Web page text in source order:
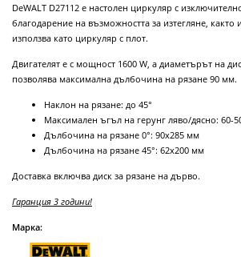
DeWALT D27112 е настолен циркуляр с
благодарение на възможността за изтегляне, както
използва като циркуляр с плот.
Двигателят е с мощност 1600 W, а диаметърът на
позволява максимална дълбочина на рязане 90 мм.
Наклон на рязане: до 45°
Максимален ъгъл на герунг ляво/дясно: 60-
Дълбочина на рязане 0°: 90x285 мм
Дълбочина на рязане 45°: 62x200 мм
Доставка включва диск за рязане на дърво.
Гаранция 3 години!
Марка: